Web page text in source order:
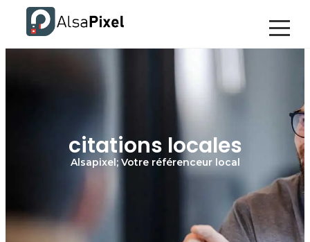
citations locales
Alsapixel; Votre référenceur local